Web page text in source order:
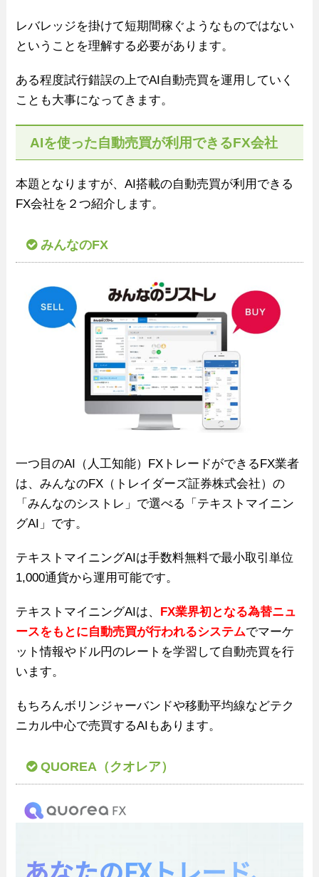
レバレッジを掛けて短期間稼ぐようなものではない
ということを理解する必要があります。
ある程度試行錯誤の上でAI自動売買を運用していく
ことも大事になってきます。
AIを使った自動売買が利用できるFX会社
本題となりますが、AI搭載の自動売買が利用できる
FX会社を２つ紹介します。
みんなのFX
一つ目のAI（人工知能）FXトレードができるFX業者
は、みんなのFX（トレイダーズ証券株式会社）の
「みんなのシストレ」で選べる「テキストマイニン
グAI」です。
テキストマイニングAIは手数料無料で最小取引単位
1,000通貨から運用可能です。
テキストマイニングAIは、
FX業界初となる為替ニュ
ースをもとに自動売買が行われるシステムでマーケ
ット情報やドル円のレートを学習して自動売買を行
います。
もちろんボリンジャーバンドや移動平均線などテク
ニカル中心で売買するAIもあります。
QUOREA（クオレア）